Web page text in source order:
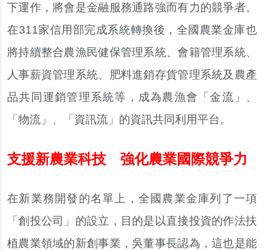
下運作，將會是金融服務通路強而有力的競爭者。
在311家信用部完成系統轉換後，全國農業金庫也
將持續整合農漁民健保管理系統、會籍管理系統、
人事薪資管理系統、肥料進銷存貨管理系統及農產
品共同運銷管理系統等，成為農漁會「金流」、
「物流」、「資訊流」的資訊共同利用平台。
支援新農業科技 強化農業國際競爭力
在新業務開發的名單上，全國農業金庫列了一項
「創投公司」的設立，目的是以直接投資的作法扶
植農業領域的新創事業，吳董事長認為，這也是能